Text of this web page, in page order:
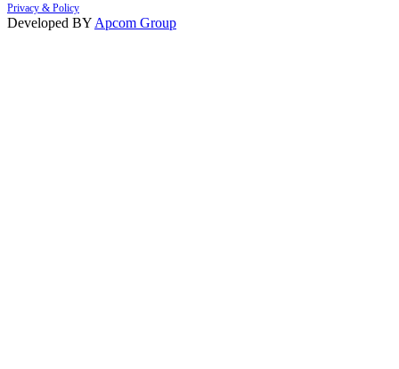
Privacy & Policy
Developed BY Apcom Group